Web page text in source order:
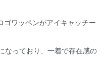
ゴワッペンがアイキャッチー
なっており、一着で存在感の